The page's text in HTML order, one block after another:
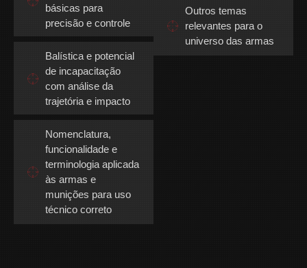
básicas para
precisão e controle
Balística e potencial
de incapacitação
com análise da
trajetória e impacto
Nomenclatura,
funcionalidade e
terminologia aplicada
às armas e
munições para uso
técnico correto
Outros temas
relevantes para o
universo das armas